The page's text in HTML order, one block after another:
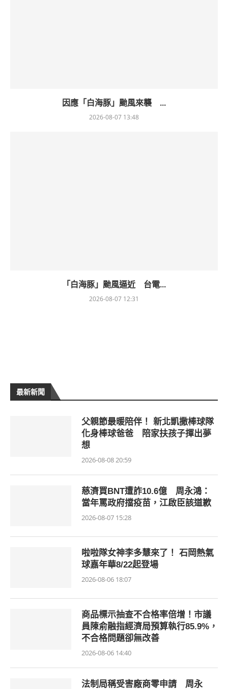
因應「白海豚」颱風來襲 ...
2026-08-07 13:48
「白海豚」颱風逼近 台電...
2026-08-07 12:31
最新新聞
父親節最暖陪伴！ 新北凱撒棒球隊
化身棒球爸爸 陪家扶孩子揮出夢
想
2026-08-08 20:59
慈濟買BNT遭詐10.6億 周永鴻：
當年罵政府擋疫苗，江啟臣該道歉
2026-08-07 15:28
啦啦隊女神李多慧來了！ 石岡熱氣
球嘉年華8/22起登場
2026-08-06 18:07
商品標示抽查不合格率倍增！市議
員陳俞融指經濟局預算執行85.9%，
不合格問題卻無改善
2026-08-06 14:40
法制局稱受害廠商零申請 周永